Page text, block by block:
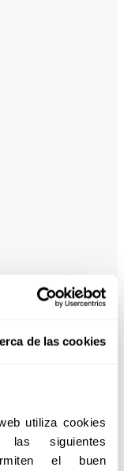
de las cookies
utiliza cookies
siguientes
el buen